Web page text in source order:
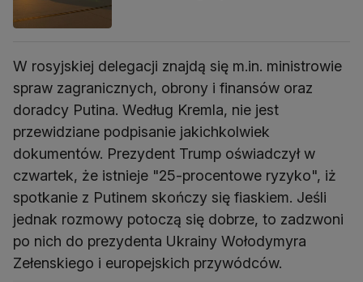
W rosyjskiej delegacji znajdą się m.in. ministrowie
spraw zagranicznych, obrony i finansów oraz
doradcy Putina. Według Kremla, nie jest
przewidziane podpisanie jakichkolwiek
dokumentów. Prezydent Trump oświadczył w
czwartek, że istnieje "25-procentowe ryzyko", iż
spotkanie z Putinem skończy się fiaskiem. Jeśli
jednak rozmowy potoczą się dobrze, to zadzwoni
po nich do prezydenta Ukrainy Wołodymyra
Zełenskiego i europejskich przywódców.